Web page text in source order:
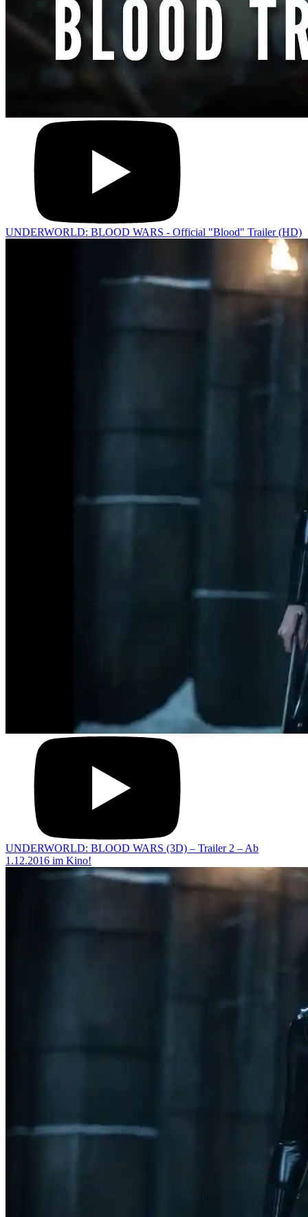
UNDERWORLD: BLOOD WARS - Official "Blood" Trailer (HD)
UNDERWORLD: BLOOD WARS (3D) – Trailer 2 – Ab
1.12.2016 im Kino!